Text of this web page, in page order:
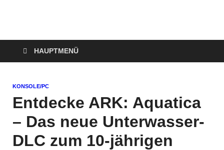
Technoloki: Gaming
und Entertainment
News
Blockbuster, Indie-Perlen und Retro-Klassiker.
HAUPTMENÜ
KONSOLE/PC
Entdecke ARK: Aquatica
– Das neue Unterwasser-
DLC zum 10-jährigen